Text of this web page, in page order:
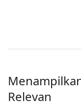
Relevan